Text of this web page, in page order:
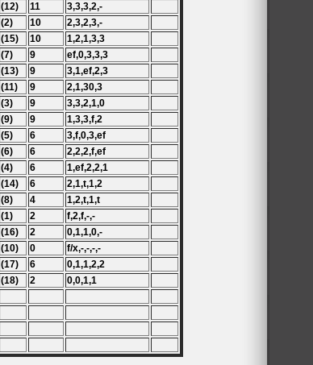
(12) 11
3,3,3,2,-
(2) 10
2,3,2,3,-
(15) 10
1,2,1,3,3
(7) 9
ef,0,3,3,3
(13) 9
3,1,ef,2,3
(11) 9
2,1,30,3
(3) 9
3,3,2,1,0
(9) 9
1,3,3,f,2
(5) 6
3,f,0,3,ef
(6) 6
2,2,2,f,ef
(4) 6
1,ef,2,2,1
(14) 6
2,1,t,1,2
(8) 4
1,2,t,1,t
(1) 2
f,2,f,-,-
(16) 2
0,1,1,0,-
(10) 0
f/x,-,-,-,-
(17) 6
0,1,1,2,2
(18) 2 0,0,1,1